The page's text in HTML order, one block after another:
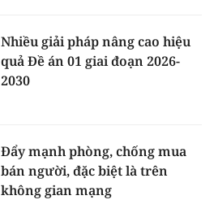
Nhiều giải pháp nâng cao hiệu
quả Đề án 01 giai đoạn 2026-
2030
Đẩy mạnh phòng, chống mua
bán người, đặc biệt là trên
không gian mạng